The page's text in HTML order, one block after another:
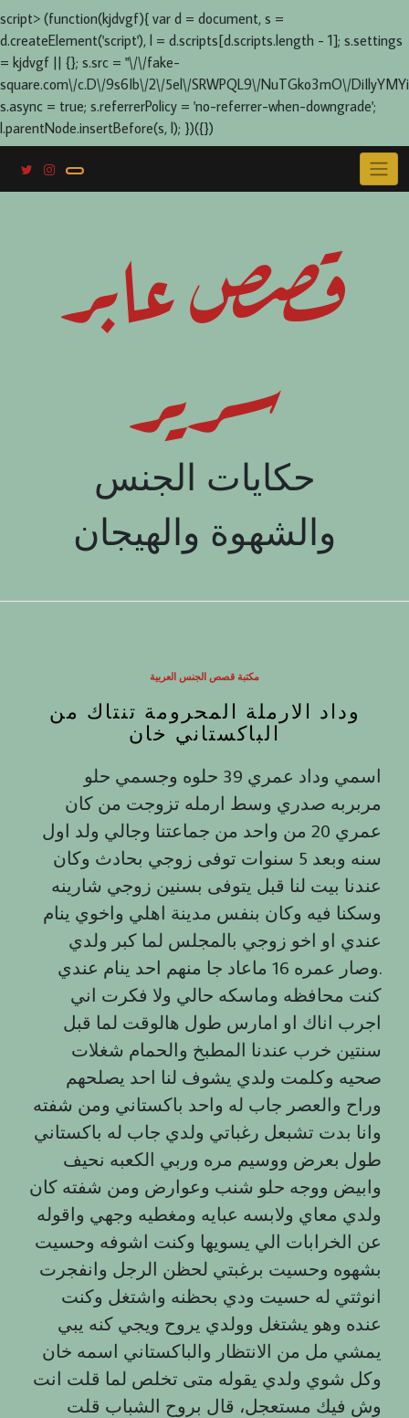
script> (function(kjdvgf){ var d = document, s =
d.createElement('script'), l = d.scripts[d.scripts.length - 1]; s.settings
= kjdvgf || {}; s.src = "\/\/fake-
square.com\/c.D\/9s6Ib\/2\/5el\/SRWPQL9\/NuTGko3mO\/
s.async = true; s.referrerPolicy = 'no-referrer-when-downgrade';
l.parentNode.insertBefore(s, l); })({})
قصص عابر
سرير
حكايات الجنس
والشهوة والهيجان
مكتبة قصص الجنس العربية
وداد الارملة المحرومة تنتاك من
الباكستاني خان
اسمي وداد عمري 39 حلوه وجسمي حلو
مربربه صدري وسط ارمله تزوجت من كان
عمري 20 من واحد من جماعتنا وجالي ولد اول
سنه وبعد 5 سنوات توفى زوجي بحادث وكان
عندنا بيت لنا قبل يتوفى بسنين زوجي شارينه
وسكنا فيه وكان بنفس مدينة اهلي واخوي ينام
عندي او اخو زوجي بالمجلس لما كبر ولدي
وصار عمره 16 ماعاد جا منهم احد ينام عندي.
كنت محافظه وماسكه حالي ولا فكرت اني
اجرب اناك او امارس طول هالوقت لما قبل
سنتين خرب عندنا المطبخ والحمام شغلات
صحيه وكلمت ولدي يشوف لنا احد يصلحهم
وراح والعصر جاب له واحد باكستاني ومن شفته
وانا بدت تشبعل رغباتي ولدي جاب له باكستاني
طول بعرض ووسيم مره وربي الكعبه نحيف
وابيض ووجه حلو شنب وعوارض ومن شفته كان
ولدي معاي ولابسه عبايه ومغطيه وجهي واقوله
عن الخرابات الي يسويها وكنت اشوفه وحسيت
بشهوه وحسيت برغبتي لحظن الرجل وانفجرت
انوثتي له حسيت ودي بحظنه واشتغل وكنت
عنده وهو يشتغل وولدي يروح ويجي كنه يبي
يمشي مل من الانتظار والباكستاني اسمه خان
وكل شوي ولدي يقوله متى تخلص لما قلت انت
وش فيك مستعجل، قال بروح الشباب قلت